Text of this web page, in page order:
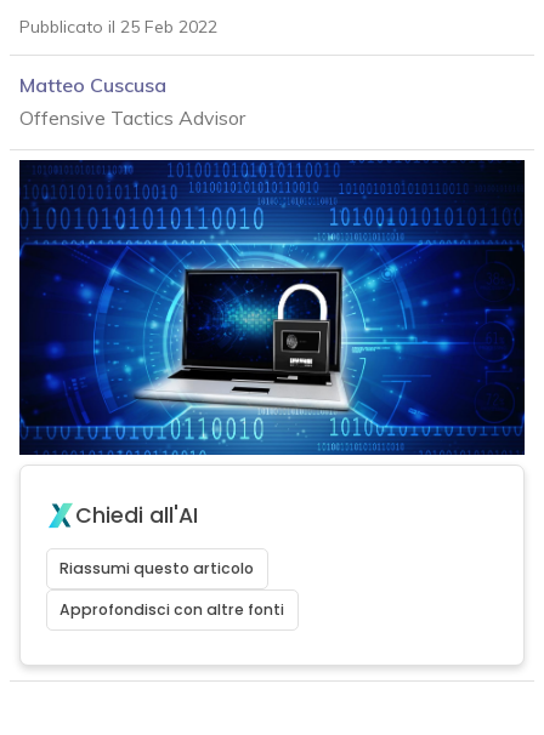
Pubblicato il 25 Feb 2022
Matteo Cuscusa
Offensive Tactics Advisor
Chiedi all'AI
Riassumi questo articolo
Approfondisci con altre fonti